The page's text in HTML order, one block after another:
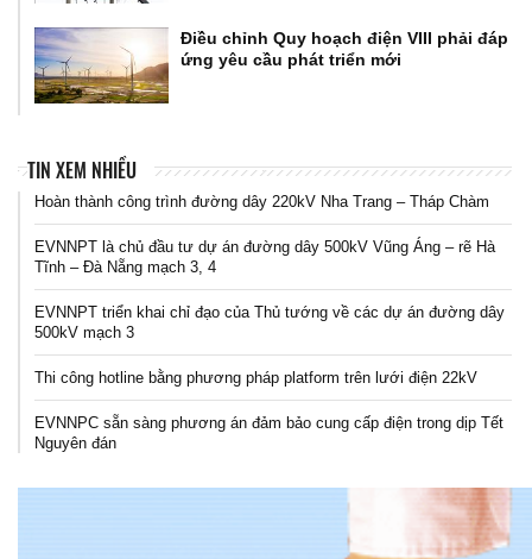
Điều chỉnh Quy hoạch điện VIII phải đáp
ứng yêu cầu phát triển mới
TIN XEM NHIỀU
Hoàn thành công trình đường dây 220kV Nha Trang – Tháp Chàm
EVNNPT là chủ đầu tư dự án đường dây 500kV Vũng Áng – rẽ Hà
Tĩnh – Đà Nẵng mạch 3, 4
EVNNPT triển khai chỉ đạo của Thủ tướng về các dự án đường dây
500kV mạch 3
Thi công hotline bằng phương pháp platform trên lưới điện 22kV
EVNNPC sẵn sàng phương án đảm bảo cung cấp điện trong dịp Tết
Nguyên đán